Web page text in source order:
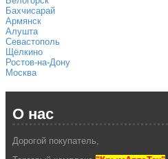
Бахчисарай
Армянск
Алушта
Севастополь
Щёлкино
Ростов-на-Дону
Москва
О нас
Дорогой покупатель,